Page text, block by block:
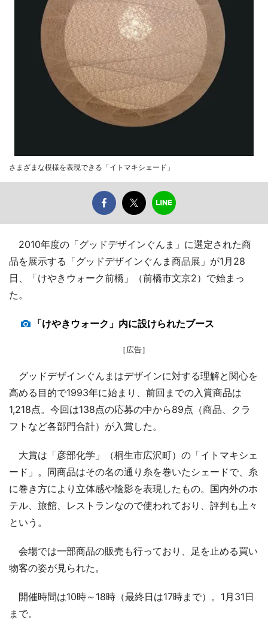
さまざまな模様を表現できる「イトマキシェード」
2010年度の「グッドデザインぐんま」に選定された商
品を展示する「グッドデザインぐんま商品展」が1月28
日、「けやきウォーク前橋」（前橋市文京2）で始まっ
た。
「けやきウォーク」内に設けられたブース
［広告］
グッドデザインぐんまはデザインに対する理解と関心を
高める目的で1993年に始まり、前回までの入賞商品は
1,218点。今回は138点の応募の中から89点（商品、クラ
フトなど各部門合計）が入賞した。
大賞は「彦部化学」（桐生市広沢町）の「イトマキシェ
ード」。同商品はその名の通り糸を巻いたシェードで、糸
に巻き方により立体感や陰影を表現したもの。国内外のホ
テル、旅館、レストランなので使われており、評判も上々
という。
会場では一部商品の販売も行っており、足を止める買い
物客の姿が見られた。
開催時間は10時～18時（最終日は17時まで）。1月31日
まで。